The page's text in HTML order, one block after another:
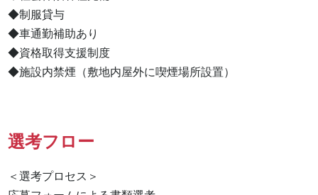
◆制服貸与
◆車通勤補助あり
◆資格取得支援制度
◆施設内禁煙（敷地内屋外に喫煙場所設置）
選考フロー
＜選考プロセス＞